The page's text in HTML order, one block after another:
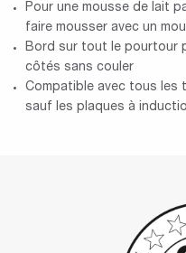
Pour une mousse de lait
faire mousser avec un
Bord sur tout le pourtour
côtés sans couler
Compatible avec tous les
sauf les plaques à